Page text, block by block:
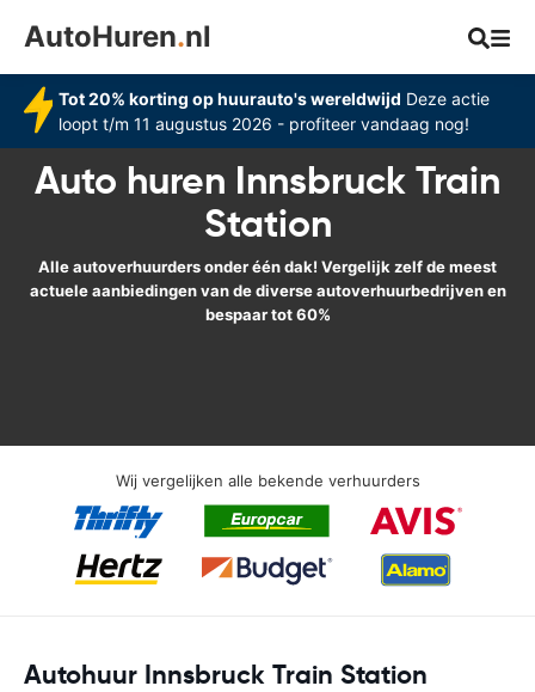
AutoHuren.nl
Tot 20% korting op huurauto's wereldwijd Deze actie
loopt t/m 11 augustus 2026 - profiteer vandaag nog!
Auto huren Innsbruck Train
Station
Alle autoverhuurders onder één dak! Vergelijk zelf de meest
actuele aanbiedingen van de diverse autoverhuurbedrijven en
bespaar tot 60%
Wij vergelijken alle bekende verhuurders
Autohuur Innsbruck Train Station